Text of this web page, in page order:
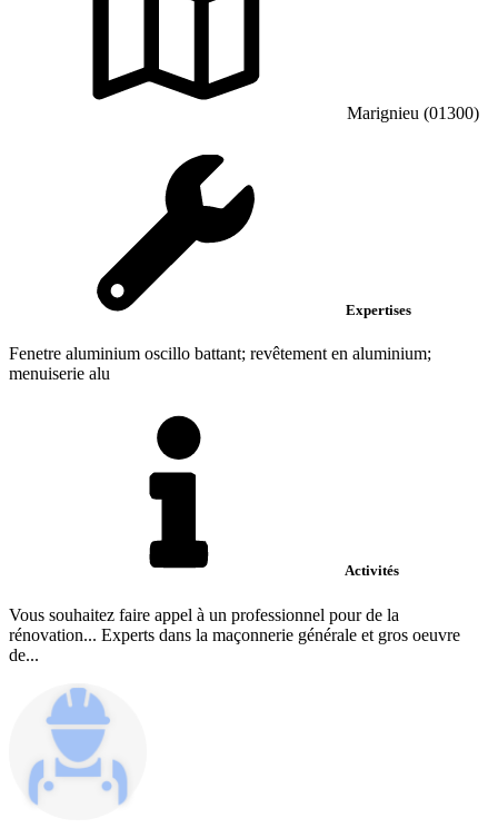
Marignieu (01300)
Expertises
Fenetre aluminium oscillo battant; revêtement en aluminium;
menuiserie alu
Activités
Vous souhaitez faire appel à un professionnel pour de la
rénovation... Experts dans la maçonnerie générale et gros oeuvre
de...